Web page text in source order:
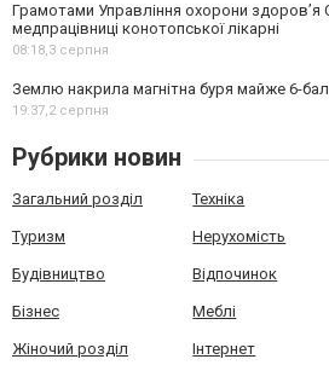
Грамотами Управління охорони здоров’я
медпрацівниці конотопської лікарні
08:18,3 серпня
Землю накрила магнітна буря майже 6-
19:37,2 серпня
Рубрики новин
Загальний розділ Техніка
Туризм Нерухомість
Будівництво Відпочинок
Бізнес Меблі
Жіночий розділ Інтернет